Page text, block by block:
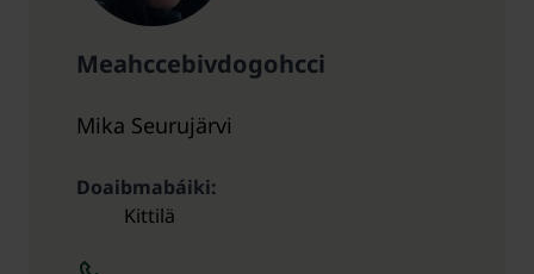
Meahccebivdogohcci
Mika Seurujärvi
Doaibmabáiki
Kittilä